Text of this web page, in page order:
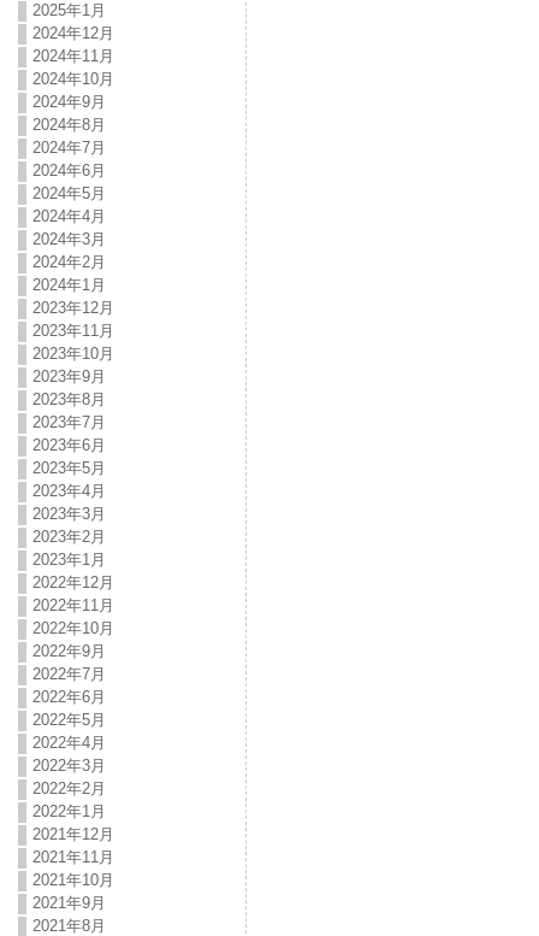
2025年1月
2024年12月
2024年11月
2024年10月
2024年9月
2024年8月
2024年7月
2024年6月
2024年5月
2024年4月
2024年3月
2024年2月
2024年1月
2023年12月
2023年11月
2023年10月
2023年9月
2023年8月
2023年7月
2023年6月
2023年5月
2023年4月
2023年3月
2023年2月
2023年1月
2022年12月
2022年11月
2022年10月
2022年9月
2022年7月
2022年6月
2022年5月
2022年4月
2022年3月
2022年2月
2022年1月
2021年12月
2021年11月
2021年10月
2021年9月
2021年8月